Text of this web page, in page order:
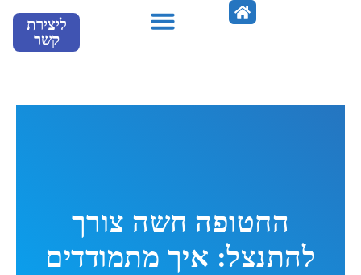
ליצירת
קשר
החטופה חשה צורך
להתנצל: איך מתמודדים